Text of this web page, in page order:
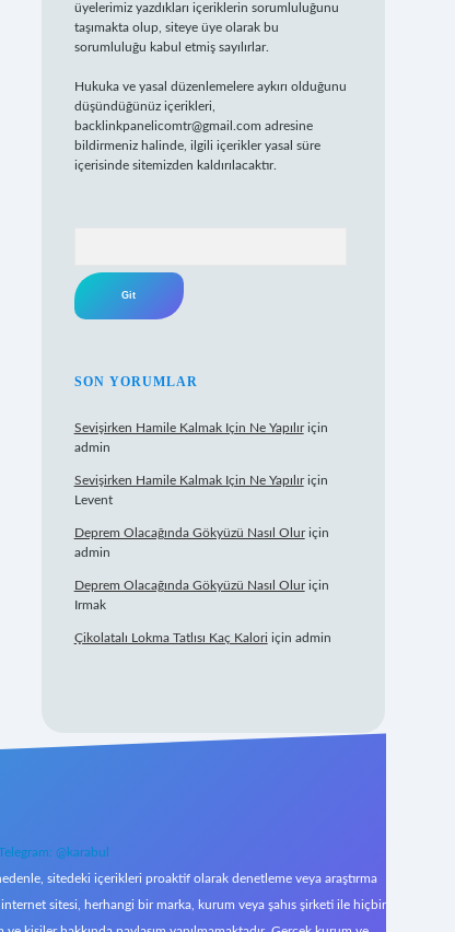
üyelerimiz yazdıkları içeriklerin sorumluluğunu
taşımakta olup, siteye üye olarak bu
sorumluluğu kabul etmiş sayılırlar.
Hukuka ve yasal düzenlemelere aykırı olduğunu
düşündüğünüz içerikleri,
backlinkpanelicomtr@gmail.com adresine
bildirmeniz halinde, ilgili içerikler yasal süre
içerisinde sitemizden kaldırılacaktır.
SON YORUMLAR
Sevişirken Hamile Kalmak Için Ne Yapılıriçin
admin
Sevişirken Hamile Kalmak Için Ne Yapılıriçin
Levent
Deprem Olacağında Gökyüzü Nasıl Oluriçin
admin
Deprem Olacağında Gökyüzü Nasıl Oluriçin
Irmak
Çikolatalı Lokma Tatlısı Kaç Kalori için admin
@karabul
sitedeki içerikleri proaktif olarak denetleme veya araştırma
sitesi, herhangi bir marka, kurum veya şahıs şirketi ile hiçbir